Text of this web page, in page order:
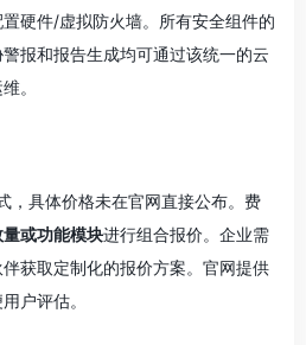
硬件/虚拟防火墙。所有安全组件的
报和报告生成均可通过该统一的云
。
，具体价格未在官网直接公布。费
或功能模块进行组合报价。企业需
获取定制化的报价方案。官网提供
户评估。